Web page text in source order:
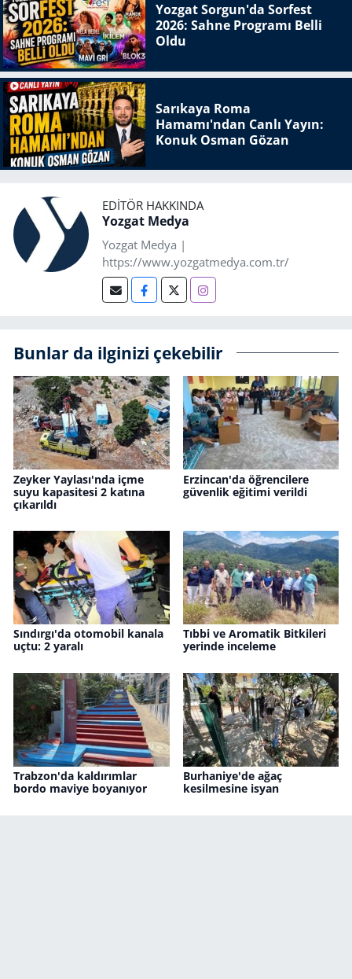
Yozgat Sorgun'da Sorfest
2026: Sahne Programı Belli
Oldu
Sarıkaya Roma
Hamamı'ndan Canlı Yayın:
Konuk Osman Gözan
EDITÖR HAKKINDA
Yozgat Medya
Yozgat Medya |
https://www.yozgatmedya.com.tr/
Bunlar da ilginizi çekebilir
Zeyker Yaylası'nda içme
suyu kapasitesi 2 katına
çıkarıldı
Erzincan'da öğrencilere
güvenlik eğitimi verildi
Sındırgı'da otomobil kanala
uçtu: 2 yaralı
Tıbbi ve Aromatik Bitkileri
yerinde inceleme
Trabzon'da kaldırımlar
bordo maviye boyanıyor
Burhaniye'de ağaç
kesilmesine isyan